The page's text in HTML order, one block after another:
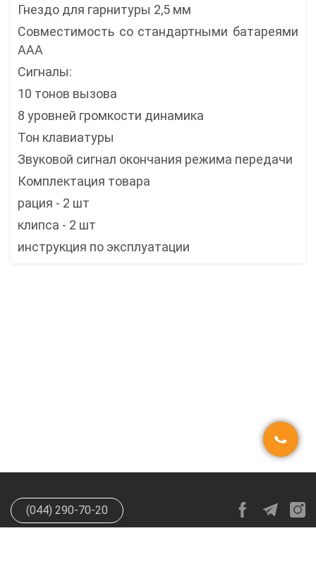
Гнездо для гарнитуры 2,5 мм
Совместимость со стандартными батареями
ААА
Сигналы:
10 тонов вызова
8 уровней громкости динамика
Тон клавиатуры
Звуковой сигнал окончания режима передачи
Комплектация товара
рация - 2 шт
клипса - 2 шт
инструкция по эксплуатации
(044) 290-70-20